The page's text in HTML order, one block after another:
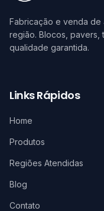
Fabricação e venda de
região. Blocos, pavers,
qualidade garantida.
Links Rápidos
Home
Produtos
Regiões Atendidas
Blog
Contato